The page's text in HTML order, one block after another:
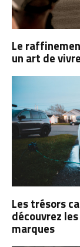
Le
un art de vivre
Les trésors
découvrez
marques